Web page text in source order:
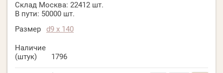
Склад Москва: 22412 шт.
В пути: 50000 шт.
Размер
d9 х 140
Наличие
(штук)
1796